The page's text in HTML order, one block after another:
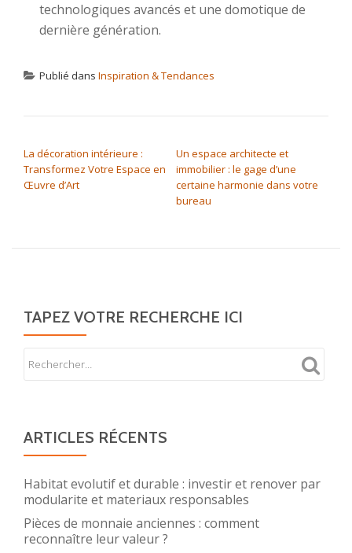
technologiques avancés et une domotique de
dernière génération.
Publié dans Inspiration & Tendances
La décoration intérieure :
Transformez Votre Espace en
Œuvre d’Art
Un espace architecte et
immobilier : le gage d’une
certaine harmonie dans votre
bureau
TAPEZ VOTRE RECHERCHE ICI
ARTICLES RÉCENTS
Habitat evolutif et durable : investir et renover par
modularite et materiaux responsables
Pièces de monnaie anciennes : comment
reconnaître leur valeur ?